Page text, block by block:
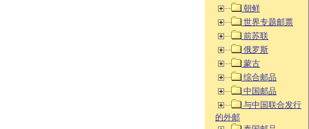
朝鲜
世界专题邮票
前苏联
俄罗斯
蒙古
综合邮品
中国邮品
与中国联合发行
的外邮